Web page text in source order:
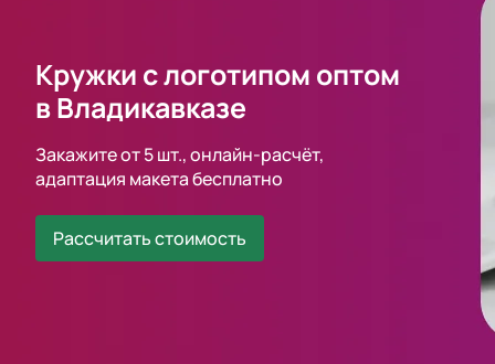
Кружки с логотипом оптом
в Владикавказе
Закажите от 5 шт., онлайн-расчёт,
адаптация макета бесплатно
Рассчитать стоимость